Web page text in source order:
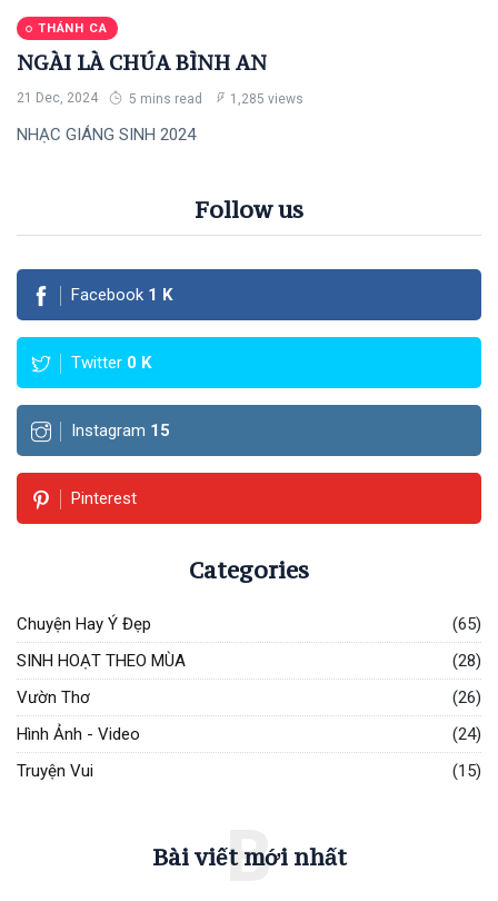
THÁNH CA
NGÀI LÀ CHÚA BÌNH AN
21 Dec, 2024 5 mins read 1,285 views
NHẠC GIÁNG SINH 2024
Follow us
Facebook 1 K
Twitter 0 K
Instagram 15
Pinterest
Categories
Chuyện Hay Ý Đẹp
(65)
SINH HOẠT THEO MÙA
(28)
Vườn Thơ
(26)
Hình Ảnh - Video
(24)
Truyện Vui
(15)
Bài viết mới nhất
B